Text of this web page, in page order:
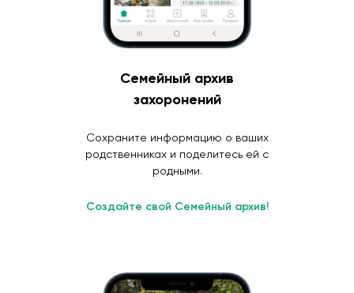
Семейный архив
захоронений
Сохраните информацию о ваших
родственниках и поделитесь ей с
родными.
Создайте свой Семейный архив!